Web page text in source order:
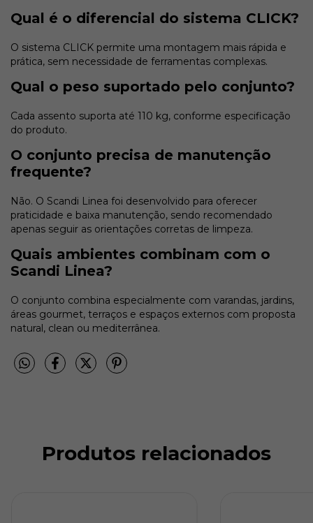
Qual é o diferencial do sistema CLICK?
O sistema CLICK permite uma montagem mais rápida e
prática, sem necessidade de ferramentas complexas.
Qual o peso suportado pelo conjunto?
Cada assento suporta até 110 kg, conforme especificação
do produto.
O conjunto precisa de manutenção
frequente?
Não. O Scandi Linea foi desenvolvido para oferecer
praticidade e baixa manutenção, sendo recomendado
apenas seguir as orientações corretas de limpeza.
Quais ambientes combinam com o
Scandi Linea?
O conjunto combina especialmente com varandas, jardins,
áreas gourmet, terraços e espaços externos com proposta
natural, clean ou mediterrânea.
Produtos relacionados